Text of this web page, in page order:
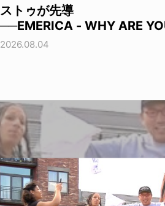
ストゥが先導
──EMERICA - WHY ARE
2026.08.04